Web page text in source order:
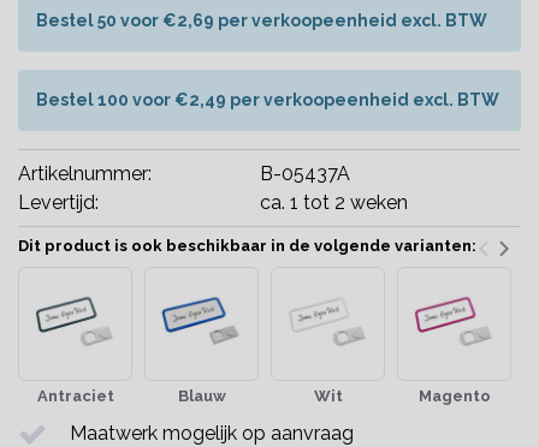
Bestel 50 voor €2,69 per verkoopeenheid excl. BTW
Bestel 100 voor €2,49 per verkoopeenheid excl. BTW
Artikelnummer:
B-05437A
Levertijd:
ca. 1 tot 2 weken
Dit product is ook beschikbaar in de volgende varianten:
Antraciet Blauw Wit Magento
Maatwerk mogelijk op aanvraag